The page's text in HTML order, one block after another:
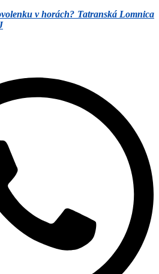
v horách? Tatranská Lomnica